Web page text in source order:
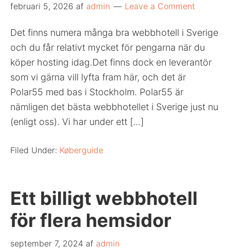
februari 5, 2026 af admin Leave a Comment
Det finns numera många bra webbhotell i Sverige
och du får relativt mycket för pengarna när du
köper hosting idag.Det finns dock en leverantör
som vi gärna vill lyfta fram här, och det är
Polar55 med bas i Stockholm. Polar55 är
nämligen det bästa webbhotellet i Sverige just nu
(enligt oss). Vi har under ett […]
Filed Under: Køberguide
Ett billigt webbhotell
för flera hemsidor
september 7, 2024 af admin